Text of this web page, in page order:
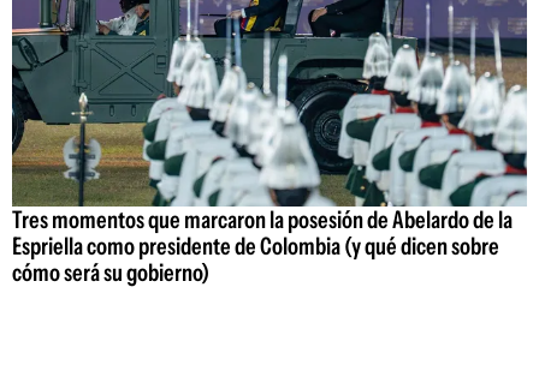
Tres momentos que marcaron la posesión de Abelardo de la
Espriella como presidente de Colombia (y qué dicen sobre
cómo será su gobierno)